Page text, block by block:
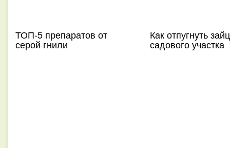
ТОП-5 препаратов от
серой гнили
Как отпугнуть
садового участка